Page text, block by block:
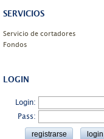
SERVICIOS
Servicio de cortadores
Fondos
LOGIN
Login:
Pass: